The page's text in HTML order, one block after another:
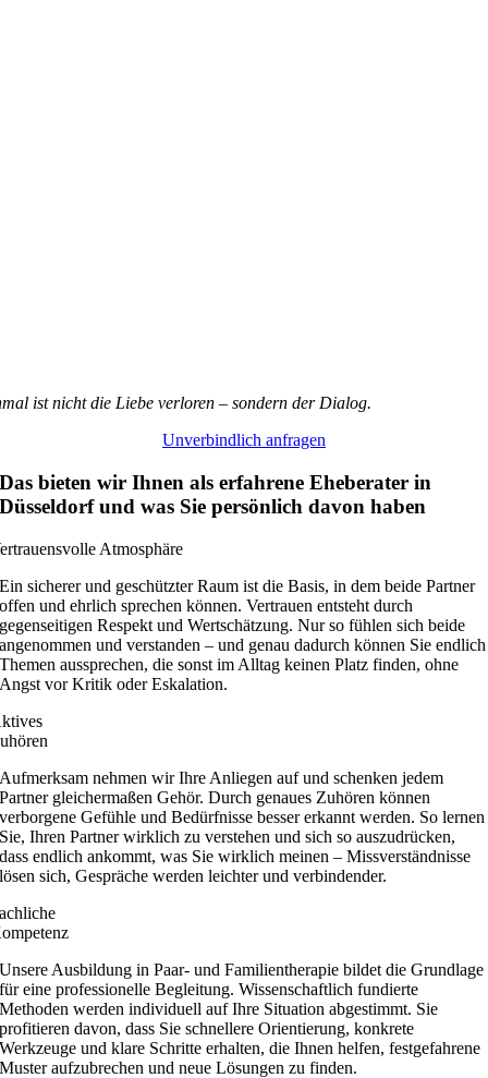
ist nicht die Liebe verloren – sondern der Dialog.
Unverbindlich anfragen
Das bieten wir Ihnen als erfahrene Eheberater in
Düsseldorf und was Sie persönlich davon haben
Atmosphäre
Ein sicherer und geschützter Raum ist die Basis, in dem beide Partner
offen und ehrlich sprechen können. Vertrauen entsteht durch
gegenseitigen Respekt und Wertschätzung. Nur so fühlen sich beide
angenommen und verstanden – und genau dadurch können Sie endlich
Themen aussprechen, die sonst im Alltag keinen Platz finden, ohne
Angst vor Kritik oder Eskalation.
Aufmerksam nehmen wir Ihre Anliegen auf und schenken jedem
Partner gleichermaßen Gehör. Durch genaues Zuhören können
verborgene Gefühle und Bedürfnisse besser erkannt werden. So lernen
Sie, Ihren Partner wirklich zu verstehen und sich so auszudrücken,
dass endlich ankommt, was Sie wirklich meinen – Missverständnisse
lösen sich, Gespräche werden leichter und verbindender.
Unsere Ausbildung in Paar- und Familientherapie bildet die Grundlage
für eine professionelle Begleitung. Wissenschaftlich fundierte
Methoden werden individuell auf Ihre Situation abgestimmt. Sie
profitieren davon, dass Sie schnellere Orientierung, konkrete
Werkzeuge und klare Schritte erhalten, die Ihnen helfen, festgefahrene
Muster aufzubrechen und neue Lösungen zu finden.